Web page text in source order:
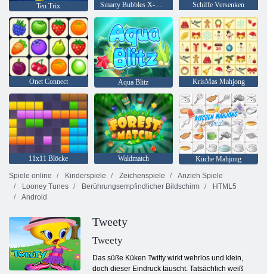
Ten Trix Smarty Bubbles X-Mas Schiffe Versenken
Onet Connect Aqua Blitz KrisMas Mahjong
11x11 Blöcke Waldmatch
Küche Mahjong
Spiele online
Kinderspiele Zeichenspiele
Anzieh Spiele
Looney Tunes
Berührungsempfindlicher Bildschirm
HTML5
Android
Tweety
Tweety
Das süße Küken Twitty wirkt wehrlos und klein,
doch dieser Eindruck täuscht. Tatsächlich weiß